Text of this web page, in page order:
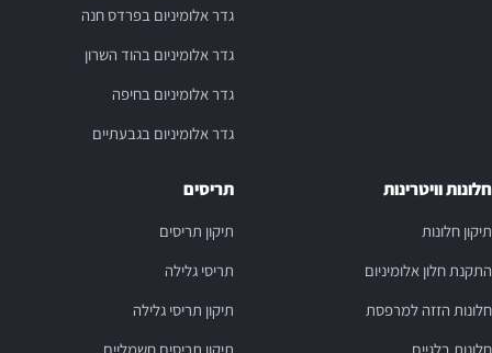
גדר אלומיניום בפרדס חנה
גדר אלומיניום בהוד השרון
גדר אלומיניום בחיפה
גדר אלומיניום בגבעתיים
חלונות וויטרינות
תיקון חלונות
התקנת חלון אלומיניום
חלונות הזזה למרפסת
תריסים
תיקון תריסים
תריסי גלילה
תיקון תריסי גלילה